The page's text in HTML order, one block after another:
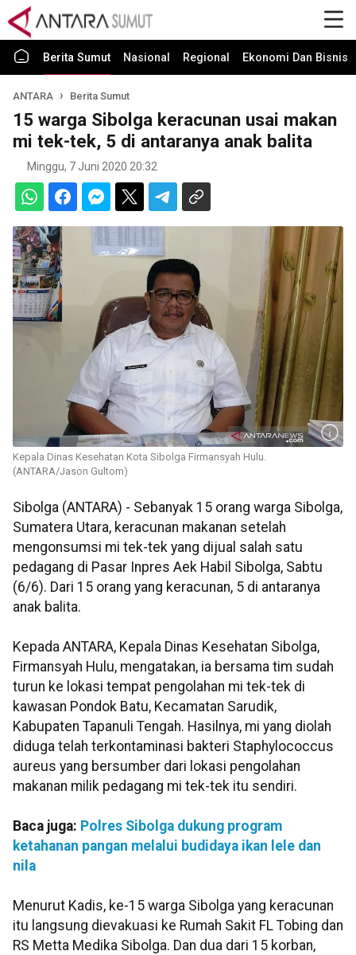
Berita Sumut Nasional Regional Ekonomi Dan Bisnis
ANTARA Berita Sumut
15 warga Sibolga keracunan usai makan
mi tek-tek, 5 di antaranya anak balita
Minggu, 7 Juni 2020 20:32
Kepala Dinas Kesehatan Kota Sibolga Firmansyah Hulu.
(ANTARA/Jason Gultom)
Sibolga (ANTARA) - Sebanyak 15 orang warga Sibolga,
Sumatera Utara, keracunan makanan setelah
mengonsumsi mi tek-tek yang dijual salah satu
pedagang di Pasar Inpres Aek Habil Sibolga, Sabtu
(6/6). Dari 15 orang yang keracunan, 5 di antaranya
anak balita.
Kepada ANTARA, Kepala Dinas Kesehatan Sibolga,
Firmansyah Hulu, mengatakan, ia bersama tim sudah
turun ke lokasi tempat pengolahan mi tek-tek di
kawasan Pondok Batu, Kecamatan Sarudik,
Kabupaten Tapanuli Tengah. Hasilnya, mi yang diolah
diduga telah terkontaminasi bakteri Staphylococcus
aureus yang bersumber dari lokasi pengolahan
makanan milik pedagang mi tek-tek itu sendiri.
Baca juga: Polres Sibolga dukung program
ketahanan pangan melalui budidaya ikan lele dan
nila
Menurut Kadis, ke-15 warga Sibolga yang keracunan
itu langsung dievakuasi ke Rumah Sakit FL Tobing dan
RS Metta Medika Sibolga. Dan dua dari 15 korban,